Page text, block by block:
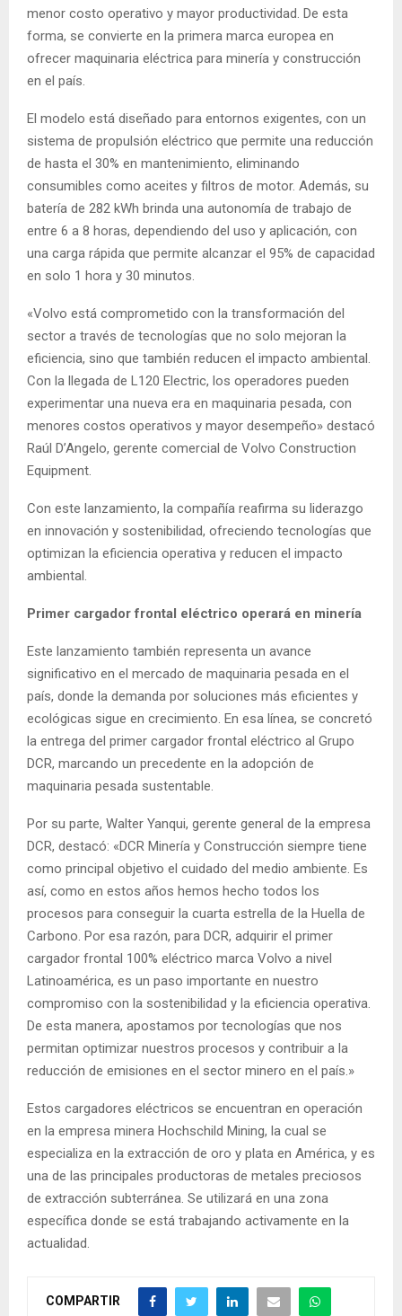
menor costo operativo y mayor productividad. De esta
forma, se convierte en la primera marca europea en
ofrecer maquinaria eléctrica para minería y construcción
en el país.
El modelo está diseñado para entornos exigentes, con un
sistema de propulsión eléctrico que permite una reducción
de hasta el 30% en mantenimiento, eliminando
consumibles como aceites y filtros de motor. Además, su
batería de 282 kWh brinda una autonomía de trabajo de
entre 6 a 8 horas, dependiendo del uso y aplicación, con
una carga rápida que permite alcanzar el 95% de capacidad
en solo 1 hora y 30 minutos.
«Volvo está comprometido con la transformación del
sector a través de tecnologías que no solo mejoran la
eficiencia, sino que también reducen el impacto ambiental.
Con la llegada de L120 Electric, los operadores pueden
experimentar una nueva era en maquinaria pesada, con
menores costos operativos y mayor desempeño» destacó
Raúl D’Angelo, gerente comercial de Volvo Construction
Equipment.
Con este lanzamiento, la compañía reafirma su liderazgo
en innovación y sostenibilidad, ofreciendo tecnologías que
optimizan la eficiencia operativa y reducen el impacto
ambiental.
Primer cargador frontal eléctrico operará en minería
Este lanzamiento también representa un avance
significativo en el mercado de maquinaria pesada en el
país, donde la demanda por soluciones más eficientes y
ecológicas sigue en crecimiento. En esa línea, se concretó
la entrega del primer cargador frontal eléctrico al Grupo
DCR, marcando un precedente en la adopción de
maquinaria pesada sustentable.
Por su parte, Walter Yanqui, gerente general de la empresa
DCR, destacó: «DCR Minería y Construcción siempre tiene
como principal objetivo el cuidado del medio ambiente. Es
así, como en estos años hemos hecho todos los
procesos para conseguir la cuarta estrella de la Huella de
Carbono. Por esa razón, para DCR, adquirir el primer
cargador frontal 100% eléctrico marca Volvo a nivel
Latinoamérica, es un paso importante en nuestro
compromiso con la sostenibilidad y la eficiencia operativa.
De esta manera, apostamos por tecnologías que nos
permitan optimizar nuestros procesos y contribuir a la
reducción de emisiones en el sector minero en el país.»
Estos cargadores eléctricos se encuentran en operación
en la empresa minera Hochschild Mining, la cual se
especializa en la extracción de oro y plata en América, y es
una de las principales productoras de metales preciosos
de extracción subterránea. Se utilizará en una zona
específica donde se está trabajando activamente en la
actualidad.
COMPARTIR